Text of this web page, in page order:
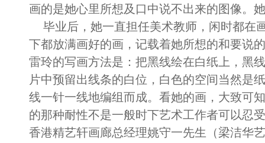
画的是她心里所想及口中说不出来的图像。
毕业后，她一直担任美术教师，闲时都在
下都放满画好的画，记载着她所想的和要说
雷玲的写画方法是：把黑线绘在白纸上，黑
片中预留出线条的白位，白色的空间当然是
线一针一线地编组而成。看她的画，大致可
的那种耐性不是一般时下艺术工作者可以忍
香港精艺轩画廊总经理姚守一先生（梁洁华